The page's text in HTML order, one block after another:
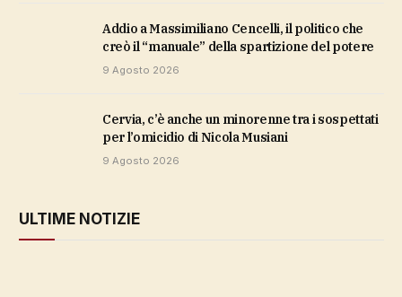
Addio a Massimiliano Cencelli, il politico che
creò il “manuale” della spartizione del potere
9 Agosto 2026
Cervia, c’è anche un minorenne tra i sospettati
per l’omicidio di Nicola Musiani
9 Agosto 2026
ULTIME NOTIZIE